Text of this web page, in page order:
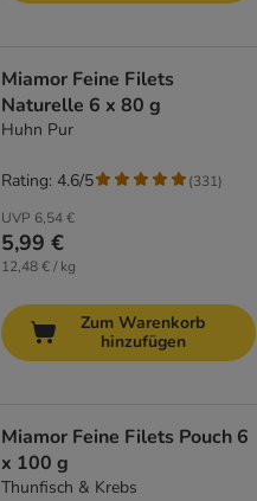
Miamor Feine Filets
Naturelle 6 x 80 g
Huhn Pur
UVP 6,54 €
5,99 €
12,48 € / kg
Rating: 4.6/5 (331)
Zum Warenkorb
hinzufügen
Miamor Feine Filets Pouch 6
x 100 g
Thunfisch & Krebs